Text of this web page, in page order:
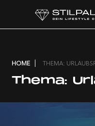
HOME THEMA:
Thema: